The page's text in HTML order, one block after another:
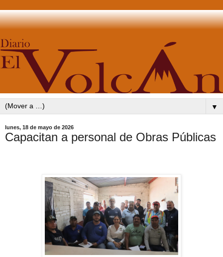
▼
lunes, 18 de mayo de 2026
Capacitan a personal de Obras Públicas